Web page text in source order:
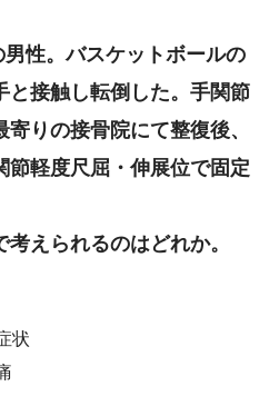
性。バスケットボールの
と接触し転倒した。手関節
りの接骨院にて整復後、
節軽度尺屈・伸展位で固定
えられるのはどれか。
状